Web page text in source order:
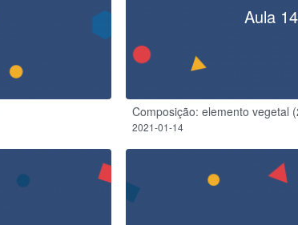
Aula 14
Composição: elemento vegetal
2021-01-14